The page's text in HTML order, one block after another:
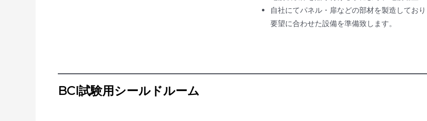
自社にてパネル・扉などの部材を製造してお
要望に合わせた設備を準備致します。
BCI試験用シールドルーム